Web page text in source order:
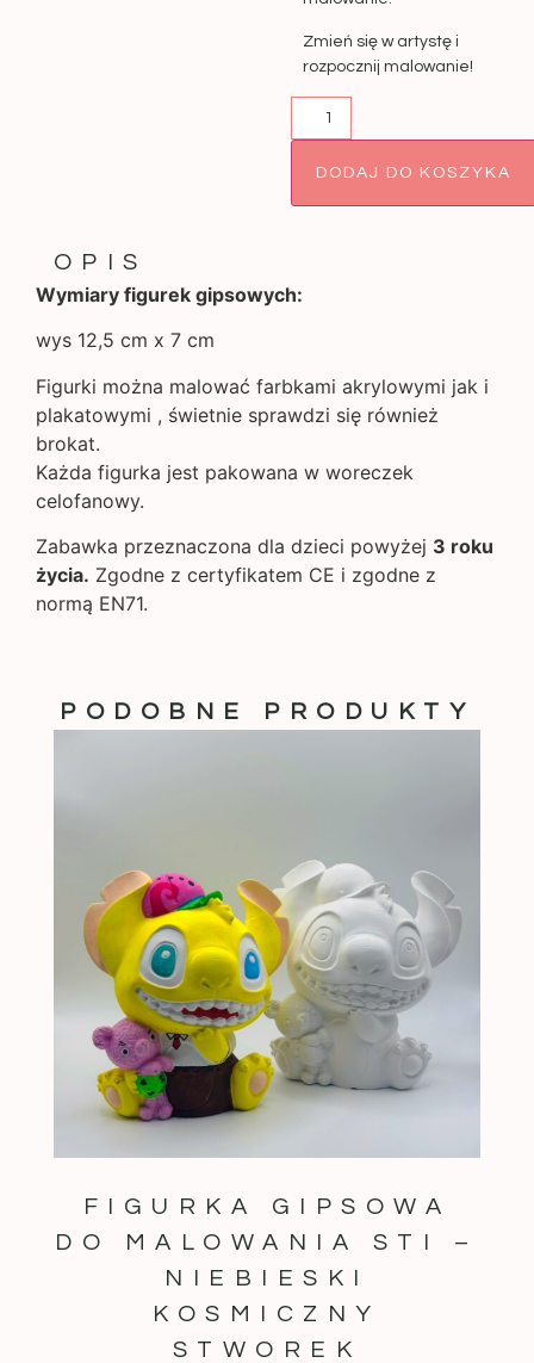
Zmień się w artystę i
rozpocznij malowanie!
DODAJ DO KOSZYKA
OPIS
Wymiary figurek gipsowych:
wys 12,5 cm x 7 cm
Figurki można malować farbkami akrylowymi jak i
plakatowymi , świetnie sprawdzi się również
brokat.
Każda figurka jest pakowana w woreczek
celofanowy.
Zabawka przeznaczona dla dzieci powyżej 3 roku
życia. Zgodne z certyfikatem CE i zgodne z
normą EN71.
PODOBNE PRODUKTY
FIGURKA GIPSOWA
DO MALOWANIA STI –
NIEBIESKI
KOSMICZNY
STWOREK